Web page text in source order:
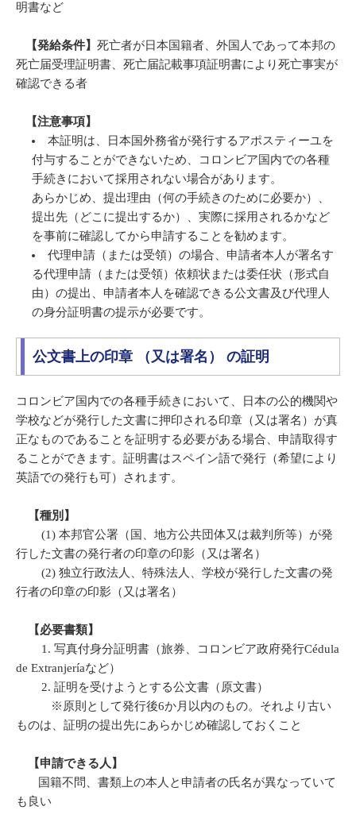
明書など
【発給条件】 死亡者が日本国籍者、外国人であって本邦の
死亡届受理証明書、死亡届記載事項証明書により死亡事実が
確認できる者
【注意事項】
本証明は、日本国外務省が発行するアポスティーユを
付与することができないため、コロンビア国内での各種
手続きにおいて採用されない場合があります。
あらかじめ、提出理由（何の手続きのために必要か）、
提出先（どこに提出するか）、実際に採用されるかなど
を事前に確認してから申請することを勧めます。
代理申請（または受領）の場合、申請者本人が署名す
る代理申請（または受領）依頼状または委任状（形式自
由）の提出、申請者本人を確認できる公文書及び代理人
の身分証明書の提示が必要です。
公文書上の印章 （又は署名） の証明
コロンビア国内での各種手続きにおいて、日本の公的機関や
学校などが発行した文書に押印される印章（又は署名）が真
正なものであることを証明する必要がある場合、申請取得す
ることができます。証明書はスペイン語で発行（希望により
英語での発行も可）されます。
【種別】
(1) 本邦官公署（国、地方公共団体又は裁判所等）が発
行した文書の発行者の印章の印影（又は署名）
(2) 独立行政法人、特殊法人、学校が発行した文書の発
行者の印章の印影（又は署名）
【必要書類】
1. 写真付身分証明書（旅券、コロンビア政府発行Cédula
de Extranjeríaなど）
2. 証明を受けようとする公文書（原文書）
※原則として発行後6か月以内のもの。それより古い
ものは、証明の提出先にあらかじめ確認しておくこと
【申請できる人】
国籍不問、書類上の本人と申請者の氏名が異なっていて
も良い